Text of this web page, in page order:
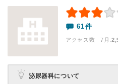
61件
アクセス数 7月:
泌尿器科について